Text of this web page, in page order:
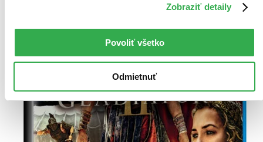
Zobraziť detaily
Povoliť všetko
Odmietnuť